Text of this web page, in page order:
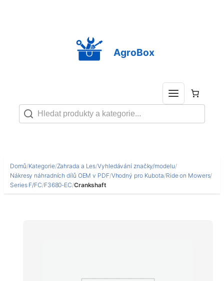
AgroBox
Domů/Kategorie/Zahrada a Les/Vyhledávání značky/modelu/
Nákresy náhradních dílů OEM v PDF/Vhodný pro Kubota/Ride on Mowers/
Series F/FC/F3680-EC/Crankshaft